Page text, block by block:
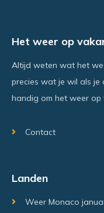
Het weer op
Altijd weten wat het
precies wat je wil als
handig om het weer op
Contact
Landen
Weer Monaco